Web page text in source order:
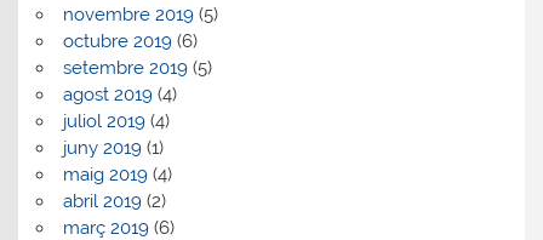
novembre 2019(5)
octubre 2019(6)
setembre 2019(5)
agost 2019(4)
juliol 2019(4)
juny 2019(1)
maig 2019(4)
abril 2019(2)
març 2019(6)